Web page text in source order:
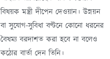
বিষয়ক মন্ত্রী দীপেন দেওয়ান। উন্নয়ন
বা সুযোগ-সুবিধা বণ্টনে কোনো ধরনের
বৈষম্য বরদাশত করা হবে না বলেও
কঠোর বার্তা দেন তিনি।